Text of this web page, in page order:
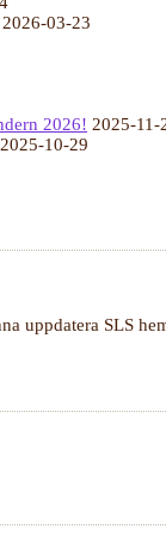
2026-03-23
2026! 2025-11-
2025-10-29
uppdatera SLS